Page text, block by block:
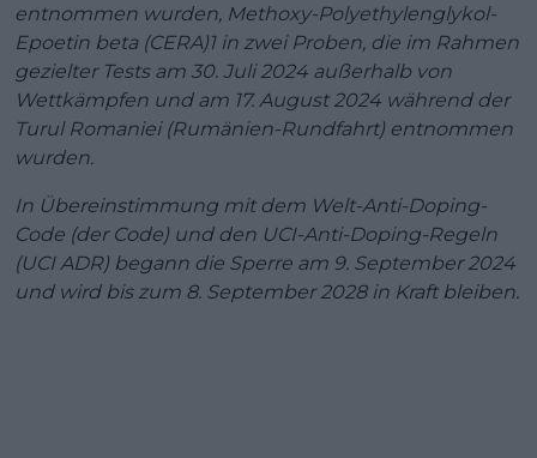
entnommen wurden, Methoxy-Polyethylenglykol-
Epoetin beta (CERA)1 in zwei Proben, die im Rahmen
gezielter Tests am 30. Juli 2024 außerhalb von
Wettkämpfen und am 17. August 2024 während der
Turul Romaniei (Rumänien-Rundfahrt) entnommen
wurden.
In Übereinstimmung mit dem Welt-Anti-Doping-
Code (der Code) und den UCI-Anti-Doping-Regeln
(UCI ADR) begann die Sperre am 9. September 2024
und wird bis zum 8. September 2028 in Kraft bleiben.